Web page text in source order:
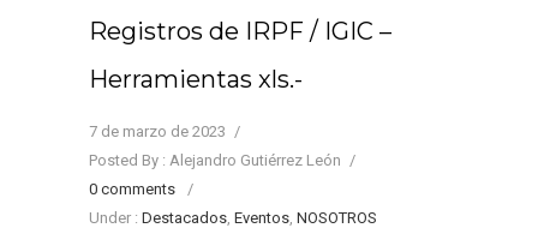
Registros de IRPF / IGIC –
Herramientas xls.-
7 de marzo de 2023 /
Posted By : Alejandro Gutiérrez León /
0 comments
/
Under : Destacados, Eventos, NOSOTROS